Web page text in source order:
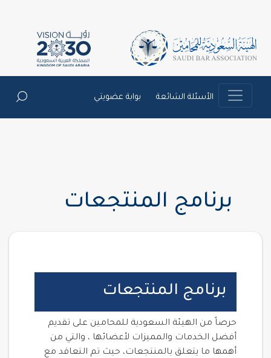
الأسئلة الشائعة بوابة عضويتي
برنامج المنتجعات
برنامج المنتجعات
حرصاً من الهيئة السعودية للمحامين على تقديم
أفضل الخدمات والمميزات لأعضائها ، والتي من
أهمها ما يتعلق بالمنتجعات، حيث تم التعاقد مع